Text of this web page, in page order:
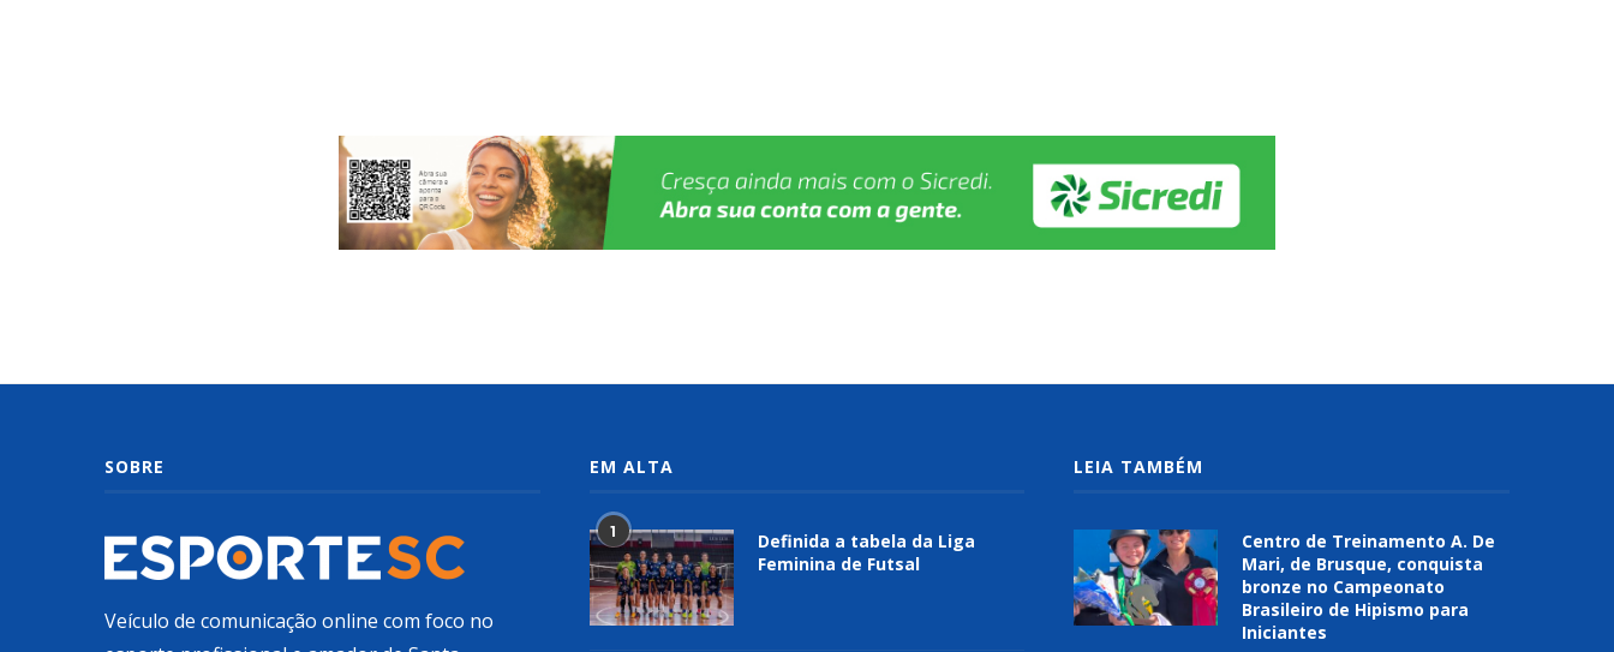
SOBRE
Veículo de comunicação online com foco no
EM ALTA
1
Definida a tabela da Liga
Feminina de Futsal
LEIA TAMBÉM
Centro de Treinamento A. De
Mari, de Brusque, conquista
bronze no Campeonato
Brasileiro de Hipismo para
Iniciantes